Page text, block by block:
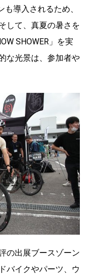
導入されるため、
して、真夏の暑さを
SHOWER」を実
な光景は、参加者や
の出展ブースゾーン
バイクやパーツ、ウ